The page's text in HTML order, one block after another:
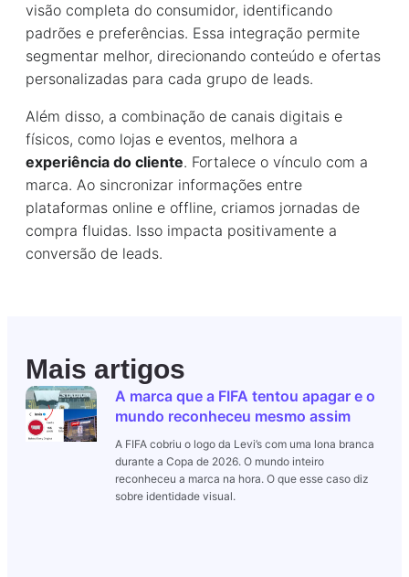
visão completa do consumidor, identificando
padrões e preferências. Essa integração permite
segmentar melhor, direcionando conteúdo e ofertas
personalizadas para cada grupo de leads.
Além disso, a combinação de canais digitais e
físicos, como lojas e eventos, melhora a
experiência do cliente. Fortalece o vínculo com a
marca. Ao sincronizar informações entre
plataformas online e offline, criamos jornadas de
compra fluidas. Isso impacta positivamente a
conversão de leads.
Mais artigos
A marca que a FIFA tentou apagar e o
mundo reconheceu mesmo assim
A FIFA cobriu o logo da Levi’s com uma lona branca
durante a Copa de 2026. O mundo inteiro
reconheceu a marca na hora. O que esse caso diz
sobre identidade visual.